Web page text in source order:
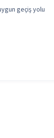
geçiş yolu